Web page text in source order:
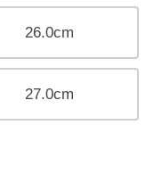
26.0cm
27.0cm